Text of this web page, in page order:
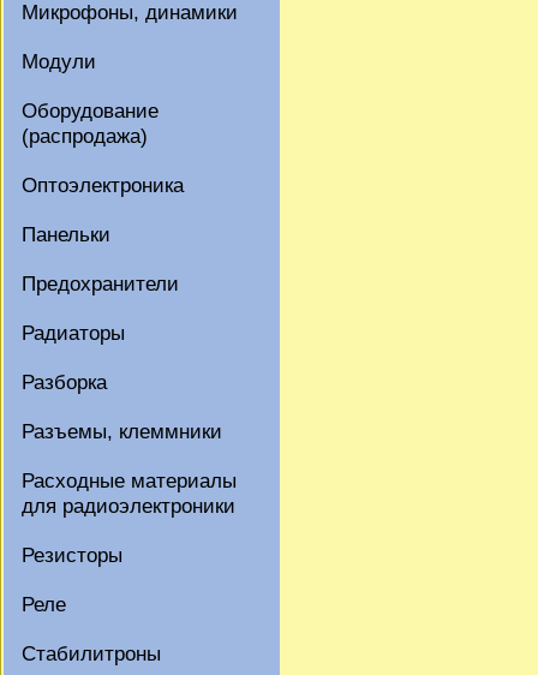
Микрофоны, динамики
Модули
Оборудование
(распродажа)
Оптоэлектроника
Панельки
Предохранители
Радиаторы
Разборка
Разъемы, клеммники
Расходные материалы
для радиоэлектроники
Резисторы
Реле
Стабилитроны